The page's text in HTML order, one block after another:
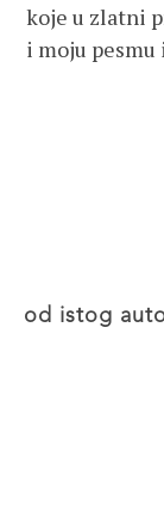
koje u zlatni
i moju pesmu
od istog